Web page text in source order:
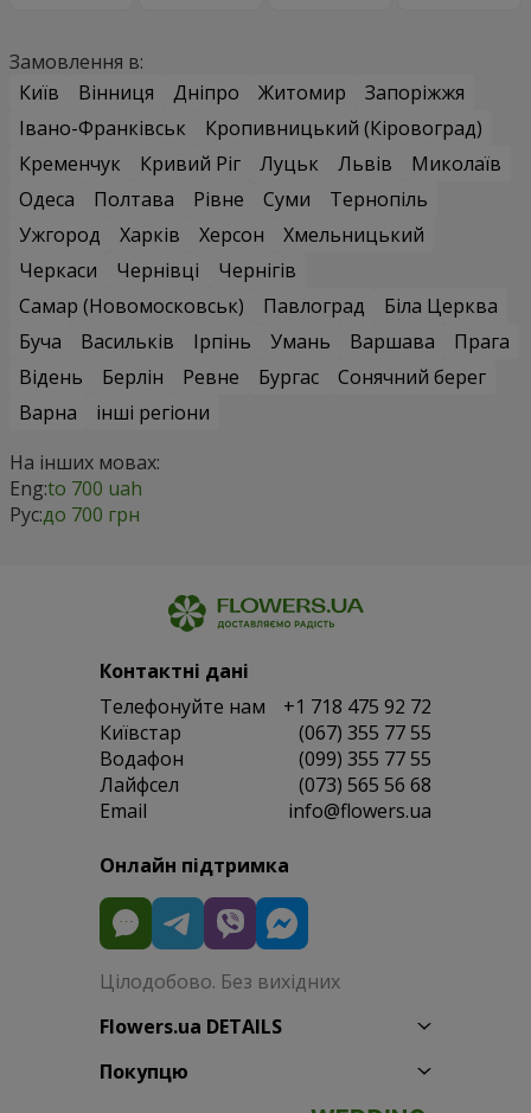
Замовлення в:
Київ
Вінниця Дніпро Житомир
Запоріжжя
Івано-Франківськ
Кропивницький (Кіровоград)
Кременчук
Кривий Ріг Луцьк Львів
Миколаїв
Одеса
Полтава Рівне Суми
Тернопіль
Ужгород
Харків Херсон
Хмельницький
Черкаси
Чернівці
Чернігів
Самар (Новомосковськ)
Павлоград
Біла Церква
Буча
Васильків Ірпінь Умань Варшава
Прага
Відень
Берлін Ревне Бургас
Сонячний берег
Варна
інші регіони
На інших мовах:
Eng:to 700 uah
Рус:до 700 грн
Контактні дані
Телефонуйте нам
+1 718 475 92 72
Київстар
(067) 355 77 55
Водафон
(099) 355 77 55
Лайфсел
(073) 565 56 68
Email
info@flowers.ua
Онлайн підтримка
Цілодобово. Без вихідних
Flowers.ua DETAILS
Покупцю